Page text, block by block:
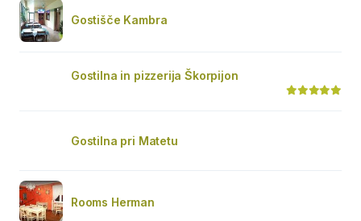
Gostišče Kambra
Gostilna in pizzerija Škorpijon
Gostilna pri Matetu
Rooms Herman